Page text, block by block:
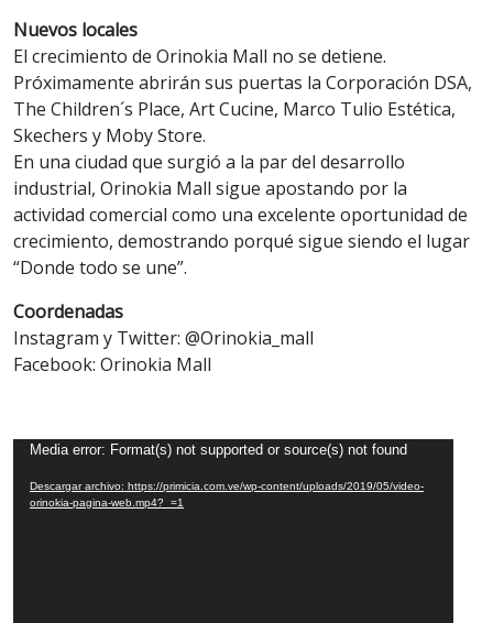
Nuevos locales
El crecimiento de Orinokia Mall no se detiene.
Próximamente abrirán sus puertas la Corporación DSA,
The Children´s Place, Art Cucine, Marco Tulio Estética,
Skechers y Moby Store.
En una ciudad que surgió a la par del desarrollo
industrial, Orinokia Mall sigue apostando por la
actividad comercial como una excelente oportunidad de
crecimiento, demostrando porqué sigue siendo el lugar
“Donde todo se une”.
Coordenadas
Instagram y Twitter: @Orinokia_mall
Facebook: Orinokia Mall
Reproductor
de
vídeo
Media error: Format(s) not supported or source(s) not found
Descargar archivo: https://primicia.com.ve/wp-content/uploads/2019/05/video-
orinokia-pagina-web.mp4?_=1